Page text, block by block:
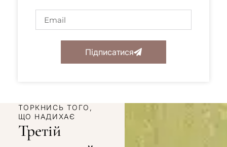
Підписатися
ТОРКНИСЬ ТОГО,
ЩО НАДИХАЄ
Третій